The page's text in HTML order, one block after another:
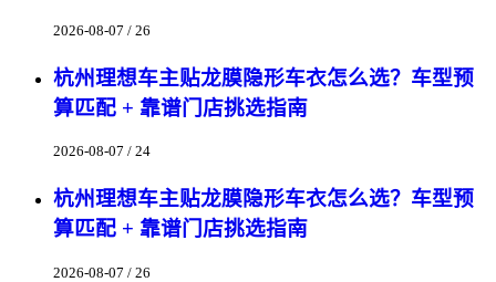
2026-08-07 / 26
杭州理想车主贴龙膜隐形车衣怎么选？车型预
算匹配 + 靠谱门店挑选指南
2026-08-07 / 24
杭州理想车主贴龙膜隐形车衣怎么选？车型预
算匹配 + 靠谱门店挑选指南
2026-08-07 / 26